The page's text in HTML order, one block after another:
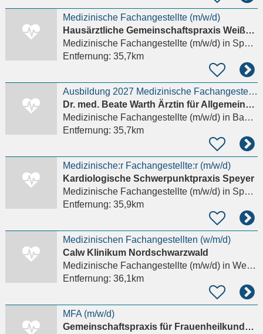
Medizinische Fachangestellte (m/w/d)
Hausärztliche Gemeinschaftspraxis Weißmann Gehring
Medizinische Fachangestellte (m/w/d)in Speyer
Entfernung: 35,7km
Ausbildung 2027 Medizinische Fachangestellte (m/w/d)
Dr. med. Beate Warth Ärztin für Allgemeinmedizin und Naturheilkunde
Medizinische Fachangestellte (m/w/d)in Baden-Baden
Entfernung: 35,7km
Medizinische:r Fachangestellte:r (m/w/d)
Kardiologische Schwerpunktpraxis Speyer
Medizinische Fachangestellte (m/w/d)in Speyer
Entfernung: 35,9km
Medizinischen Fachangestellten (w/m/d)
Calw Klinikum Nordschwarzwald
Medizinische Fachangestellte (m/w/d)in Weil der Stadt
Entfernung: 36,1km
MFA (m/w/d)
Gemeinschaftspraxis für Frauenheilkunde am Berliner Platz